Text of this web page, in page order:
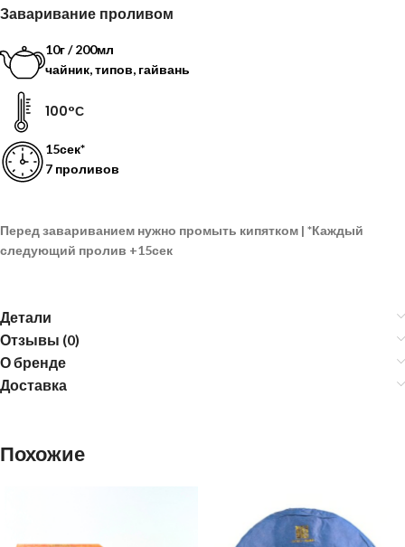
Заваривание проливом
10г / 200мл
чайник, типов, гайвань
100°С
15сек*
7 проливов
Перед завариванием нужно промыть кипятком | *Каждый
следующий пролив +15сек
Детали
Отзывы (0)
О бренде
Доставка
Похожие